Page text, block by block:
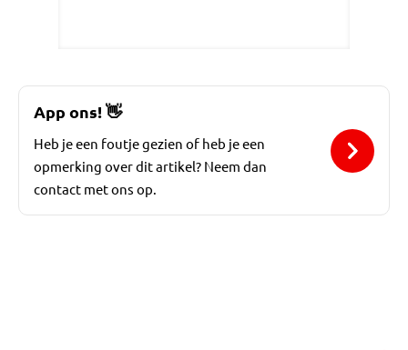
App ons!👋
Heb je een foutje gezien of heb je een
opmerking over dit artikel? Neem dan
contact met ons op.